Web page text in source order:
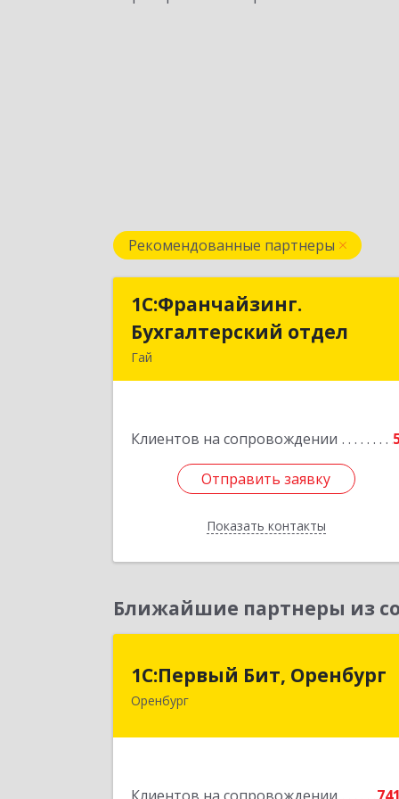
Рекомендованные партнеры
1С:Франчайзинг.
Бухгалтерский отдел
Гай
Клиентов на сопровождении
Отправить заявку
Показать контакты
1С:Франчайзинг.
Бухгалтерский отдел
Отправить заявку
Назад
Ближайшие партнеры из
1С:Первый Бит, Оренбург
Оренбург
1С:Первый Бит, Оренбург
460044, Оренбургская обл, Оренбург,